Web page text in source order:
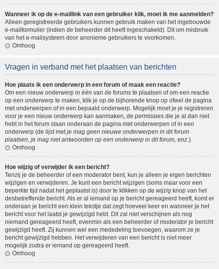
Wanneer ik op de e-maillink van een gebruiker klik, moet ik me aanmelden?
Alleen geregistreerde gebruikers kunnen gebruik maken van het ingebouwde
e-mailformulier (indien de beheerder dit heeft ingeschakeld). Dit om misbruik
van het e-mailsysteem door anonieme gebruikers te voorkomen.
Omhoog
Vragen in verband met het plaatsen van berichten
Hoe plaats ik een onderwerp in een forum of maak een reactie?
Om een nieuw onderwerp in één van de forums te plaatsen of om een reactie
op een onderwerp te maken, klik je op de bijhorende knop op ofwel de pagina
met onderwerpen of in een bepaald onderwerp. Mogelijk moet je je registreren
voor je een nieuw onderwerp kan aanmaken, de permissies die je al dan niet
hebt in het forum staan onderaan de pagina met onderwerpen of in een
onderwerp (de lijst metje mag geen nieuwe onderwerpen in dit forum
plaatsen, je mag niet antwoorden op een onderwerp in dit forum, enz.).
Omhoog
Hoe wijzig of verwijder ik een bericht?
Tenzij je de beheerder of een moderator bent, kun je alleen je eigen berichten
wijzigen en verwijderen. Je kunt een bericht wijzigen (soms maar voor een
beperkte tijd nadat het geplaatst is) door te klikken op de wijzig knop van het
desbetreffende bericht. Als er al iemand op je bericht gereageerd heeft, komt er
onderaan je bericht een klein tekstje dat zegt hoeveel keer en wanneer je het
bericht voor het laatst je gewijzigd hebt. Dit zal niet verschijnen als nog
niemand gereageerd heeft, evenmin als een beheerder of moderator je bericht
gewijzigd heeft. Zij kunnen wel een mededeling toevoegen, waarom ze je
bericht gewijzigd hebben. Het verwijderen van een bericht is niet meer
mogelijk zodra er iemand op gereageerd heeft.
Omhoog